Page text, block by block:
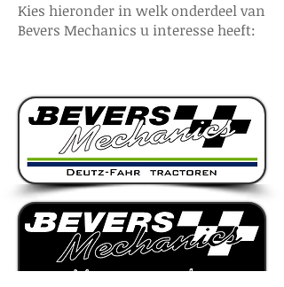
Kies hieronder in welk onderdeel van
Bevers Mechanics u interesse heeft: